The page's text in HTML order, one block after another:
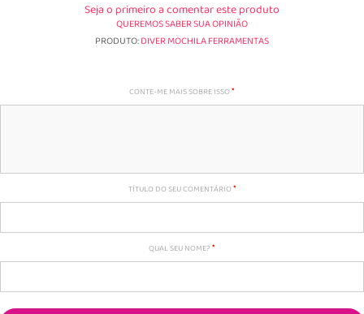
Seja o primeiro a comentar este produto
QUEREMOS SABER SUA OPINIÃO
PRODUTO:DIVER MOCHILA FERRAMENTAS
CONTE-ME MAIS SOBRE ISSO
TÍTULO DO SEU COMENTÁRIO
QUAL SEU NOME?